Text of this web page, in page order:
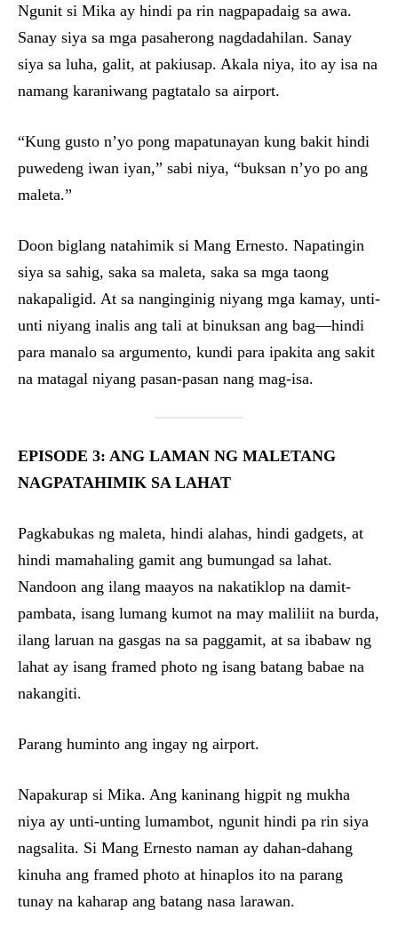
Ngunit si Mika ay hindi pa rin nagpapadaig sa awa.
Sanay siya sa mga pasaherong nagdadahilan. Sanay
siya sa luha, galit, at pakiusap. Akala niya, ito ay isa na
namang karaniwang pagtatalo sa airport.
“Kung gusto n’yo pong mapatunayan kung bakit hindi
puwedeng iwan iyan,” sabi niya, “buksan n’yo po ang
maleta.”
Doon biglang natahimik si Mang Ernesto. Napatingin
siya sa sahig, saka sa maleta, saka sa mga taong
nakapaligid. At sa nanginginig niyang mga kamay, unti-
unti niyang inalis ang tali at binuksan ang bag—hindi
para manalo sa argumento, kundi para ipakita ang sakit
na matagal niyang pasan-pasan nang mag-isa.
EPISODE 3: ANG LAMAN NG MALETANG
NAGPATAHIMIK SA LAHAT
Pagkabukas ng maleta, hindi alahas, hindi gadgets, at
hindi mamahaling gamit ang bumungad sa lahat.
Nandoon ang ilang maayos na nakatiklop na damit-
pambata, isang lumang kumot na may maliliit na burda,
ilang laruan na gasgas na sa paggamit, at sa ibabaw ng
lahat ay isang framed photo ng isang batang babae na
nakangiti.
Parang huminto ang ingay ng airport.
Napakurap si Mika. Ang kaninang higpit ng mukha
niya ay unti-unting lumambot, ngunit hindi pa rin siya
nagsalita. Si Mang Ernesto naman ay dahan-dahang
kinuha ang framed photo at hinaplos ito na parang
tunay na kaharap ang batang nasa larawan.